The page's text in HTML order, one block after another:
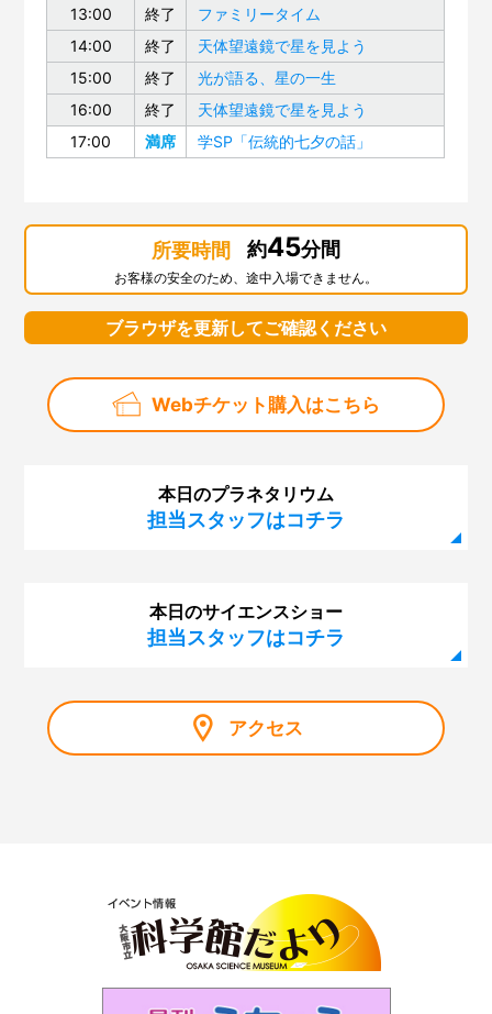
13:00 終了
ファミリータイム
14:00
終了
天体望遠鏡で星を見よう
15:00
終了
光が語る、星の一生
16:00
終了
天体望遠鏡で星を見よう
17:00
満席 学SP「伝統的七夕の話」
所要時間 約45分間
お客様の安全のため、途中入場できません。
ブラウザを更新してご確認ください
Webチケット購入はこちら
本日のプラネタリウム
担当スタッフはコチラ
本日のサイエンスショー
担当スタッフはコチラ
アクセス